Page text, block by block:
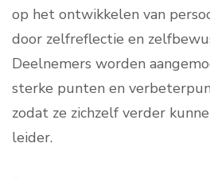
op het ontwikkelen van
door zelfreflectie en
Deelnemers worden
sterke punten en
zodat ze zichzelf verder
leider.